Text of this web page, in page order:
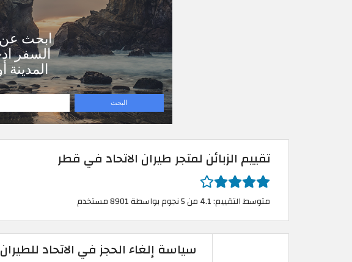
تقييم الزبائن لمتجر طيران الاتحاد في قطر
متوسط التقييم: 4.1 من 5 نجوم بواسطة 8901 مستخدم
سياسة إلغاء الحجز في الاتحاد للطيران